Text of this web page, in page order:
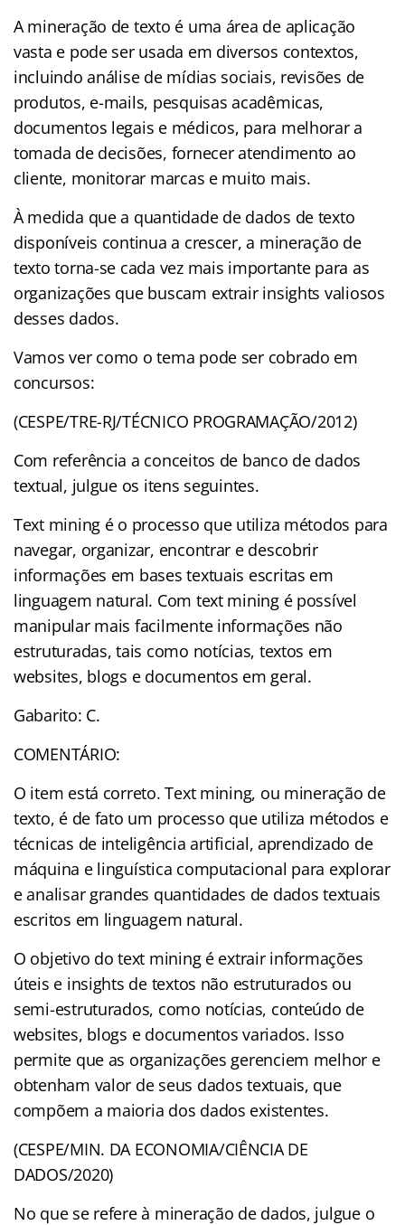
A mineração de texto é uma área de aplicação
vasta e pode ser usada em diversos contextos,
incluindo análise de mídias sociais, revisões de
produtos, e-mails, pesquisas acadêmicas,
documentos legais e médicos, para melhorar a
tomada de decisões, fornecer atendimento ao
cliente, monitorar marcas e muito mais.
À medida que a quantidade de dados de texto
disponíveis continua a crescer, a mineração de
texto torna-se cada vez mais importante para as
organizações que buscam extrair insights valiosos
desses dados.
Vamos ver como o tema pode ser cobrado em
concursos:
(CESPE/TRE-RJ/TÉCNICO PROGRAMAÇÃO/2012)
Com referência a conceitos de banco de dados
textual, julgue os itens seguintes.
Text mining é o processo que utiliza métodos para
navegar, organizar, encontrar e descobrir
informações em bases textuais escritas em
linguagem natural. Com text mining é possível
manipular mais facilmente informações não
estruturadas, tais como notícias, textos em
websites, blogs e documentos em geral.
Gabarito: C.
COMENTÁRIO:
O item está correto. Text mining, ou mineração de
texto, é de fato um processo que utiliza métodos e
técnicas de inteligência artificial, aprendizado de
máquina e linguística computacional para explorar
e analisar grandes quantidades de dados textuais
escritos em linguagem natural.
O objetivo do text mining é extrair informações
úteis e insights de textos não estruturados ou
semi-estruturados, como notícias, conteúdo de
websites, blogs e documentos variados. Isso
permite que as organizações gerenciem melhor e
obtenham valor de seus dados textuais, que
compõem a maioria dos dados existentes.
(CESPE/MIN. DA ECONOMIA/CIÊNCIA DE
DADOS/2020)
No que se refere à mineração de dados, julgue o